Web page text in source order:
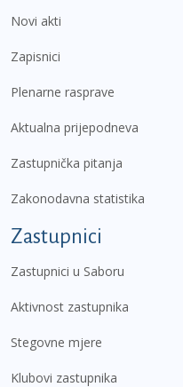
Novi akti
Zapisnici
Plenarne rasprave
Aktualna prijepodneva
Zastupnička pitanja
Zakonodavna statistika
Zastupnici
Zastupnici u Saboru
Aktivnost zastupnika
Stegovne mjere
Klubovi zastupnika